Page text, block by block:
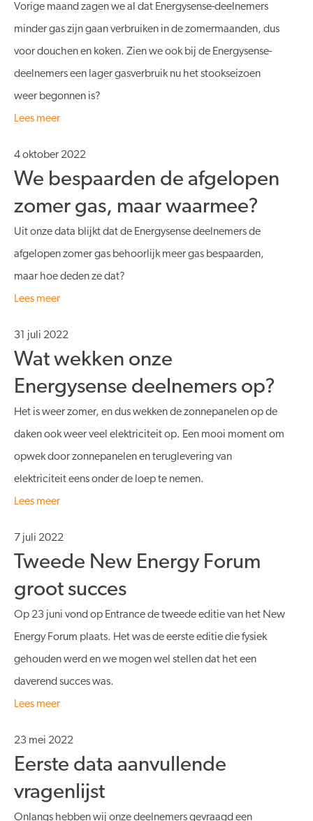
Vorige maand zagen we al dat Energysense-deelnemers
minder gas zijn gaan verbruiken in de zomermaanden, dus
voor douchen en koken. Zien we ook bij de Energysense-
deelnemers een lager gasverbruik nu het stookseizoen
weer begonnen is?
Lees meer
4 oktober 2022
We bespaarden de afgelopen
zomer gas, maar waarmee?
Uit onze data blijkt dat de Energysense deelnemers de
afgelopen zomer gas behoorlijk meer gas bespaarden,
maar hoe deden ze dat?
Lees meer
31 juli 2022
Wat wekken onze
Energysense deelnemers op?
Het is weer zomer, en dus wekken de zonnepanelen op de
daken ook weer veel elektriciteit op. Een mooi moment om
opwek door zonnepanelen en teruglevering van
elektriciteit eens onder de loep te nemen.
Lees meer
7 juli 2022
Tweede New Energy Forum
groot succes
Op 23 juni vond op Entrance de tweede editie van het New
Energy Forum plaats. Het was de eerste editie die fysiek
gehouden werd en we mogen wel stellen dat het een
daverend succes was.
Lees meer
23 mei 2022
Eerste data aanvullende
vragenlijst
Onlangs hebben wij onze deelnemers gevraagd een